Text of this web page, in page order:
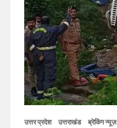
उत्तर प्रदेश उत्तराखंड ब्रेकिंग न्यूज़